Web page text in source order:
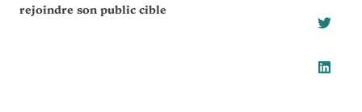
rejoindre son public cible